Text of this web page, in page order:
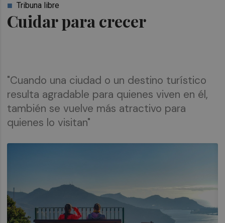
Cuidar para crecer
Tribuna libre
"Cuando una ciudad o un destino turístico
resulta agradable para quienes viven en él,
también se vuelve más atractivo para
quienes lo visitan"